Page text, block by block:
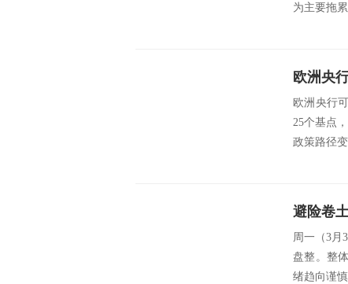
为主要拖
欧洲央
欧洲央行
25个基点
政策路径
避险卷
周一（3月
盘整。整
绪趋向谨